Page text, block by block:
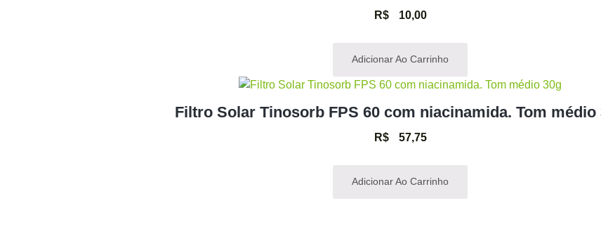
R$10,00
Adicionar Ao Carrinho
Filtro Solar Tinosorb FPS 60 com niacinamida. Tom médio
R$57,75
Adicionar Ao Carrinho